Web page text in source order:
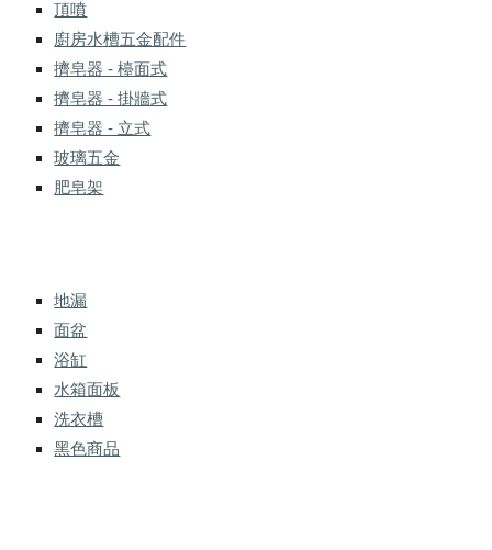
頂噴
廚房水槽五金配件
擠皂器 - 檯面式
擠皂器 - 掛牆式
擠皂器 - 立式
玻璃五金
肥皂架
地漏
面盆
浴缸
水箱面板
洗衣槽
黑色商品